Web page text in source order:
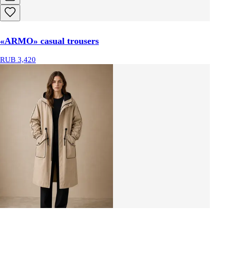
«ARMO» casual trousers
RUB 3,420